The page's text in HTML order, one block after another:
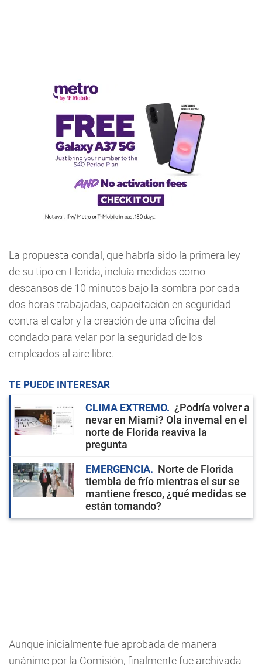
La propuesta condal, que habría sido la primera ley
de su tipo en Florida, incluía medidas como
descansos de 10 minutos bajo la sombra por cada
dos horas trabajadas, capacitación en seguridad
contra el calor y la creación de una oficina del
condado para velar por la seguridad de los
empleados al aire libre.
TE PUEDE INTERESAR
CLIMA EXTREMO
¿Podría volver a
nevar en Miami? Ola invernal en el
norte de Florida reaviva la
pregunta
EMERGENCIA
Norte de Florida
tiembla de frío mientras el sur se
mantiene fresco, ¿qué medidas se
están tomando?
Aunque inicialmente fue aprobada de manera
unánime por la Comisión, finalmente fue archivada